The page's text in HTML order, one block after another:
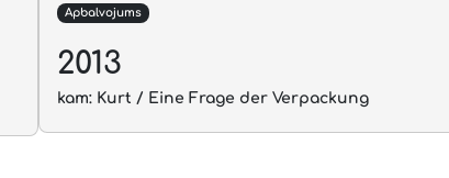
Apbalvojums
2013
kam: Kurt / Eine Frage der Verpackung